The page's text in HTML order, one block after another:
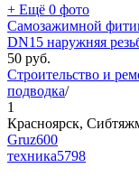
+ Ещё 0 фото
Самозажимной
DN15 наружняя
50 руб.
Строительство и
подводка/
1
Красноярск,
Gruz600
техника5798